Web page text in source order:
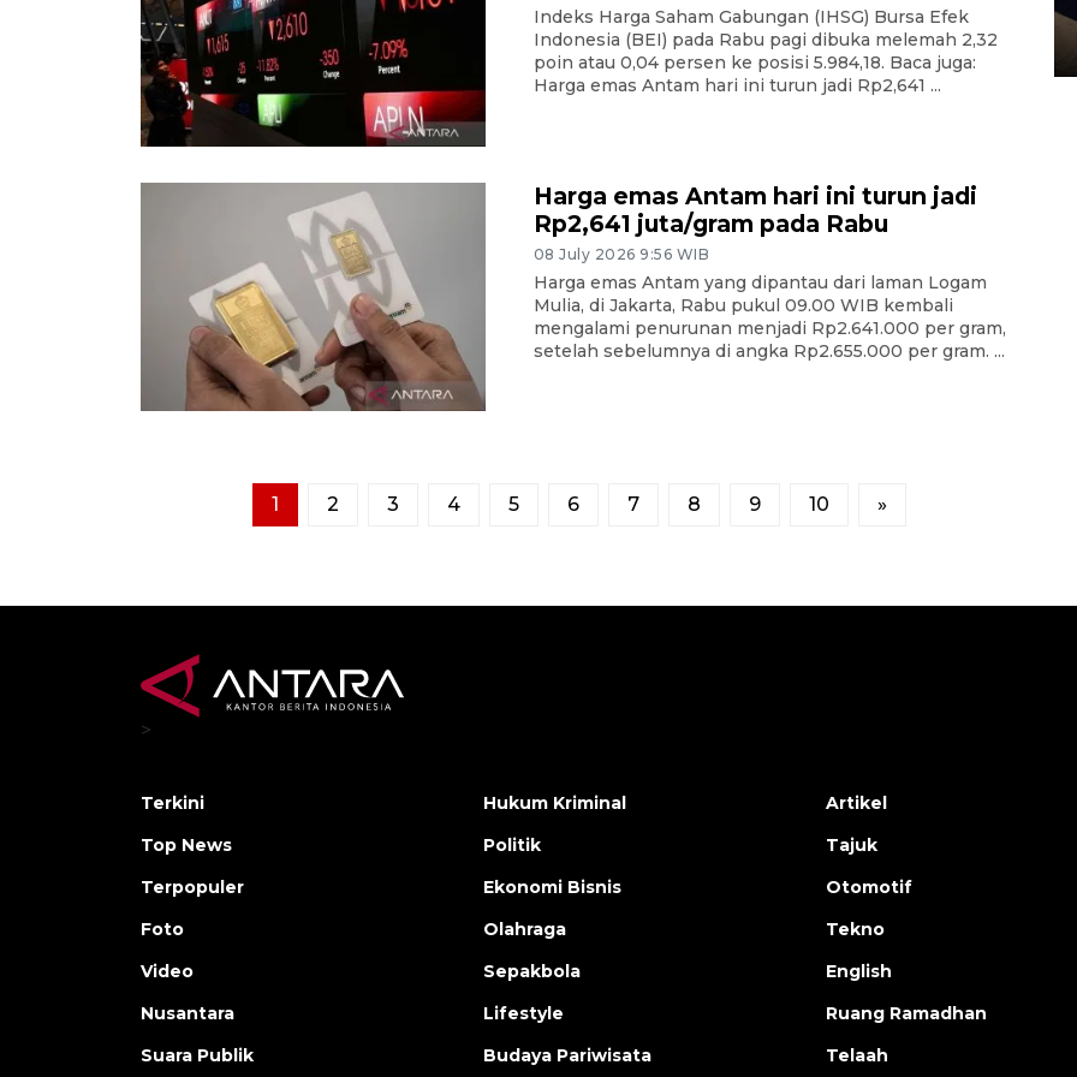
Indeks Harga Saham Gabungan (IHSG) Bursa Efek
Indonesia (BEI) pada Rabu pagi dibuka melemah 2,32
poin atau 0,04 persen ke posisi 5.984,18. Baca juga:
Harga emas Antam hari ini turun jadi Rp2,641 ...
Harga emas Antam hari ini turun jadi
Rp2,641 juta/gram pada Rabu
08 July 2026 9:56 WIB
Harga emas Antam yang dipantau dari laman Logam
Mulia, di Jakarta, Rabu pukul 09.00 WIB kembali
mengalami penurunan menjadi Rp2.641.000 per gram,
setelah sebelumnya di angka Rp2.655.000 per gram. ...
1 2 3 4 5 6 7 8 9 10 »
pembunuhan Brigadir Nurhadi
10 March 2026 12:55 WIB
>
Terkini
Top News
Terpopuler
Foto
Video
Nusantara
Suara Publik
Hukum Kriminal
Politik
Ekonomi Bisnis
Olahraga
Sepakbola
Lifestyle
Budaya Pariwisata
Artikel
Tajuk
Otomotif
Tekno
English
Ruang Ramadhan
Telaah